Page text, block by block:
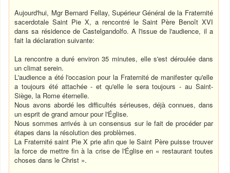
Aujourd'hui, Mgr Bernard Fellay, Supérieur Général de la Fraternité
sacerdotale Saint Pie X, a rencontré le Saint Père Benoît XVI
dans sa résidence de Castelgandolfo. A l'issue de l'audience, il a
fait la déclaration suivante:
La rencontre a duré environ 35 minutes, elle s'est déroulée dans
un climat serein.
L'audience a été l'occasion pour la Fraternité de manifester qu'elle
a toujours été attachée - et qu'elle le sera toujours - au Saint-
Siège, la Rome éternelle.
Nous avons abordé les difficultés sérieuses, déjà connues, dans
un esprit de grand amour pour l'Église.
Nous sommes arrivés à un consensus sur le fait de procéder par
étapes dans la résolution des problèmes.
La Fraternité saint Pie X prie afin que le Saint Père puisse trouver
la force de mettre fin à la crise de l'Église en « restaurant toutes
choses dans le Christ ».